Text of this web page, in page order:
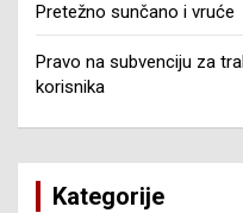
Pretežno sunčano i vruće
Pravo na subvenciju za
korisnika
Kategorije